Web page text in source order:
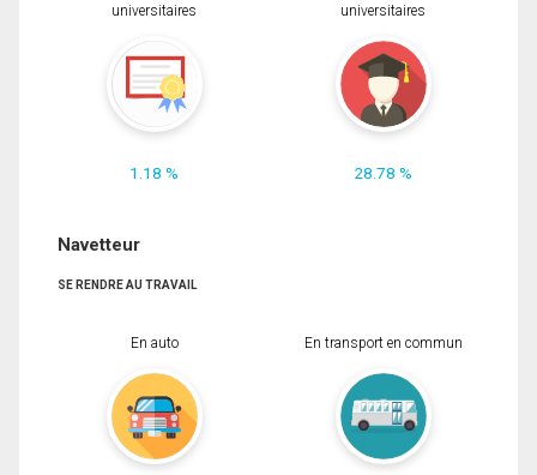
universitaires
1.18 %
universitaires
28.78 %
Navetteur
SE RENDRE AU TRAVAIL
En auto En transport en commun